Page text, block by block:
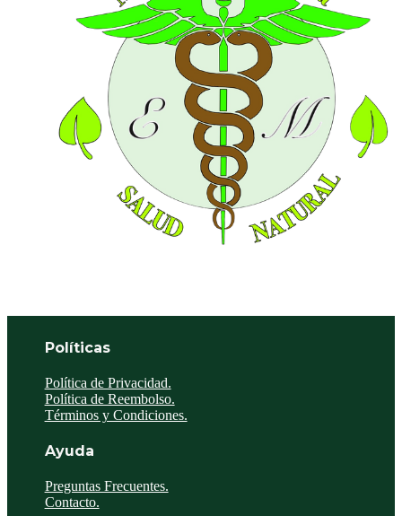
Políticas
Política de Privacidad.
Política de Reembolso.
Términos y Condiciones.
Ayuda
Preguntas Frecuentes.
Contacto.